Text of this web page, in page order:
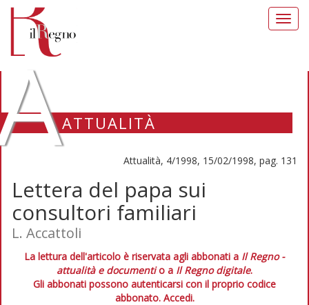
ATTUALITÀ
Attualità, 4/1998, 15/02/1998, pag. 131
Lettera del papa sui
consultori familiari
L. Accattoli
La lettura dell'articolo è riservata agli abbonati a Il Regno -
attualità e documentio a Il Regno digitale.
Gli abbonati possono autenticarsi con il proprio codice
abbonato. Accedi.